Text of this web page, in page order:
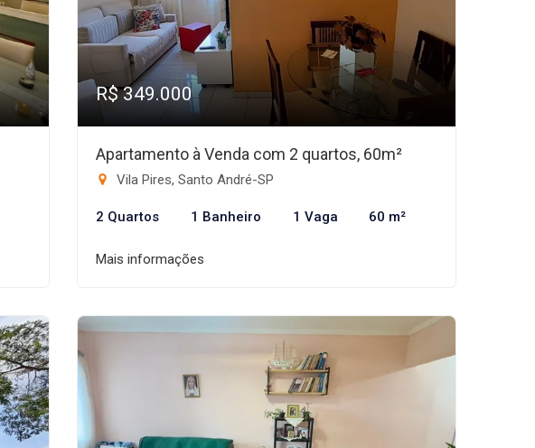
R$ 349.000
Apartamento à Venda com 2 quartos, 60m²
Vila Pires, Santo André-SP
2 Quartos 1 Banheiro 1 Vaga 60 m²
Mais informações